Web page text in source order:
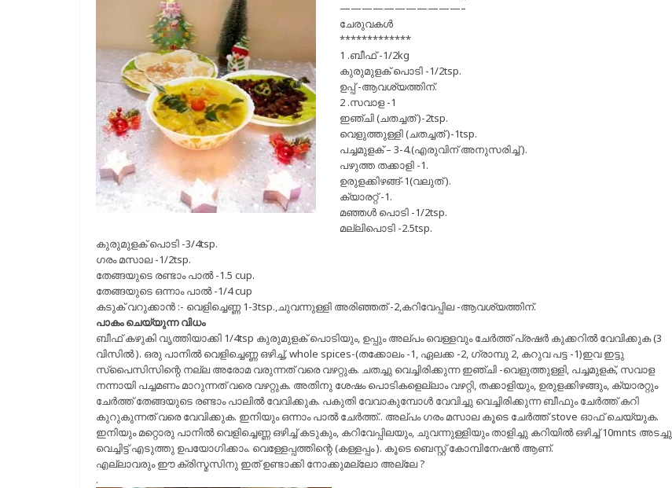
———————————–
ചേരുവകൾ
*************
1 .ബീഫ് -1/2kg
കുരുമുളക് പൊടി -1/2tsp.
ഉപ്പ് -ആവശ്യത്തിന്.
2 .സവാള -1
ഇഞ്ചി (ചതച്ചത് )-2tsp.
വെളുത്തുള്ളി (ചതച്ചത് )-1tsp.
പച്ചമുളക് – 3-4.(എരുവിന് അനുസരിച്ച് ).
പഴുത്ത തക്കാളി -1.
ഉരുളക്കിഴങ്ങ്-1(വലുത് ).
ക്യാരറ്റ് -1.
മഞ്ഞൾ പൊടി -1/2tsp.
മല്ലിപൊടി -2.5tsp.
കുരുമുളക് പൊടി -3/4tsp.
ഗരം മസാല -1/2tsp.
തേങ്ങയുടെ രണ്ടാം പാൽ -1.5 cup.
തേങ്ങയുടെ ഒന്നാം പാൽ -1/4 cup
കടുക് വറുക്കാൻ :- വെളിച്ചെണ്ണ 1-3tsp.,ചുവന്നുള്ളി അരിഞ്ഞത് -2,കറിവേപ്പില -ആവശ്യത്തിന്.
പാകം ചെയ്യുന്ന വിധം
ബീഫ് കഴുകി വൃത്തിയാക്കി 1/4tsp കുരുമുളക് പൊടിയും, ഉപ്പും അല്പം വെള്ളവും ചേർത്ത് പ്രഷർ കുക്കറിൽ വേവിക്കുക (3
വിസിൽ ). ഒരു പാനിൽ വെളിച്ചെണ്ണ ഒഴിച്ച്, whole spices-(തക്കോലം -1, ഏലക്ക -2, ഗ്രാമ്പു 2, കറുവ പട്ട -1)ഇവ ഇട്ടു
സ്പൈസിസിന്റെ നല്ല അരോമ വരുന്നത് വരെ വഴറ്റുക. ചതച്ചു വെച്ചിരിക്കുന്ന ഇഞ്ചി -വെളുത്തുള്ളി, പച്ചമുളക്, സവാള
നന്നായി പച്ചമണം മാറുന്നത് വരെ വഴറ്റുക. അതിനു ശേഷം പൊടികളെല്ലാം വഴറ്റി, തക്കാളിയും, ഉരുളക്കിഴങ്ങും, ക്യാരറ്റും
ചേർത്ത് തേങ്ങയുടെ രണ്ടാം പാലിൽ വേവിക്കുക. പകുതി വേവാകുമ്പോൾ വേവിച്ചു വെച്ചിരിക്കുന്ന ബീഫും ചേർത്ത് കറി
കുറുകുന്നത് വരെ വേവിക്കുക. ഇനിയും ഒന്നാം പാൽ ചേർത്ത്.. അല്പം ഗരം മസാല കൂടെ ചേർത്ത് stove ഓഫ്‌ ചെയ്യുക.
ഇനിയും മറ്റൊരു പാനിൽ വെളിച്ചെണ്ണ ഒഴിച്ച് കടുകും, കറിവേപ്പിലയും, ചുവന്നുള്ളിയും താളിച്ചു കറിയിൽ ഒഴിച്ച് 10mnts അടച്ചു
വെച്ചിട്ട് എടുത്തു ഉപയോഗിക്കാം. വെള്ളേപ്പത്തിന്റെ (കള്ളപ്പം ). കൂടെ ബെസ്റ്റ് കോമ്പിനേഷൻ ആണ്.
എല്ലാവരും ഈ ക്രിസ്മസിനു ഇത് ഉണ്ടാക്കി നോക്കുമല്ലോ അല്ലേ ?
.